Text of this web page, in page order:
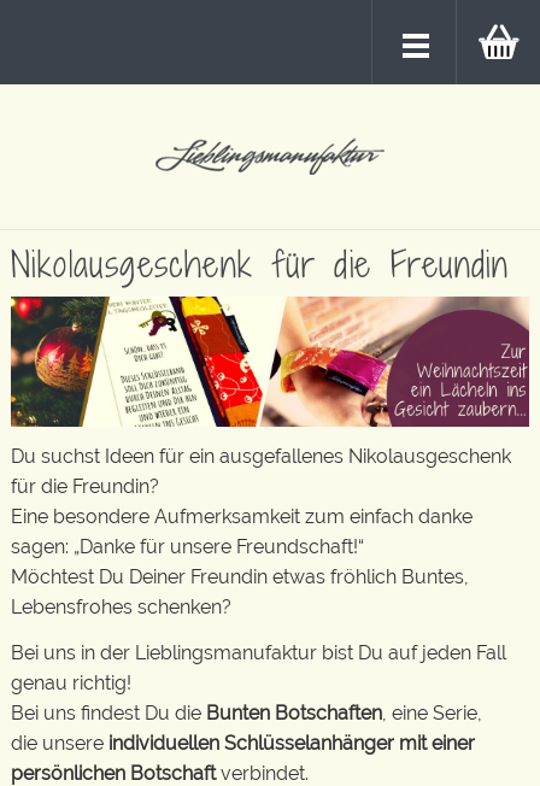
Nikolausgeschenk für die Freundin
Du suchst Ideen für ein ausgefallenes Nikolausgeschenk
für die Freundin?
Eine besondere Aufmerksamkeit zum einfach danke
sagen: „Danke für unsere Freundschaft!“
Möchtest Du Deiner Freundin etwas fröhlich Buntes,
Lebensfrohes schenken?
Bei uns in der Lieblingsmanufaktur bist Du auf jeden Fall
genau richtig!
Bei uns findest Du die Bunten Botschaften , eine Serie,
die unsere individuellen Schlüsselanhänger mit einer
persönlichen Botschaftverbindet.